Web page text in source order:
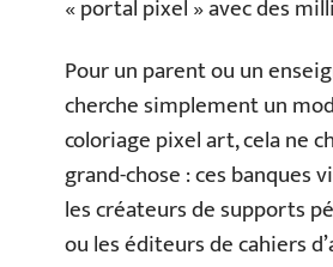
« portal pixel » avec des
Pour un parent ou un
cherche simplement un
coloriage pixel art, cela ne
grand-chose : ces banques
les créateurs de supports
ou les éditeurs de cahiers